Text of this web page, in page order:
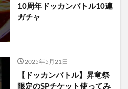
10周年ドッカンバトル10連
ガチャ
2025年5月21日
【ドッカンバトル】昇竜祭
限定のSPチケット使ってみ